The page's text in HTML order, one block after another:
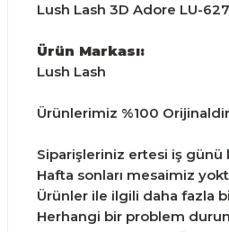
Lush Lash 3D Adore LU-
Ürün Markası:
Lush Lash
Ürünlerimiz %100
Siparişleriniz ertesi iş günü
Hafta sonları mesaimiz
Ürünler ile ilgili daha fazla
Herhangi bir problem